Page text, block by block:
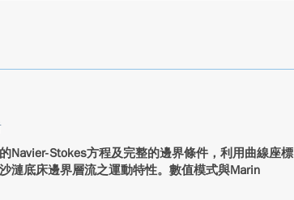
Navier-Stokes方程及完整的邊界條件，利用曲線座標
漣底床邊界層流之運動特性。數值模式與Marin